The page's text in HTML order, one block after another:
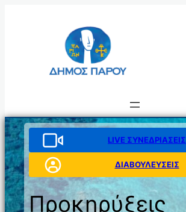
LIVE ΣΥΝΕΔΡΙΑΣΕΙΣ
ΔΙΑΒΟΥΛΕΥΣΕΙΣ
Προκηρύξεις